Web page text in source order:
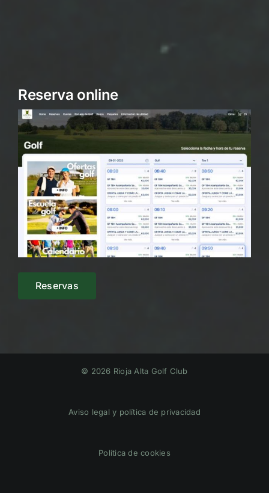
Reserva online
Reservas
© 2026 Rioja Alta Golf Club
Aviso legal y política de privacidad
Política de cookies